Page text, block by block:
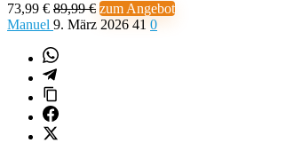
73,99 € 89,99 € zum Angebot
Manuel 9. März 2026 41 0